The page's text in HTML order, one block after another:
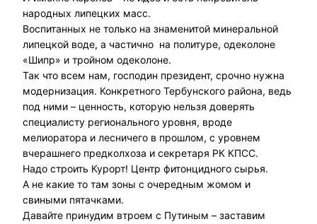
народных липецких масс.
Воспитанных не только на знаменитой минеральной
липецкой воде, а частично на политуре, одеколоне
«Шипр» и тройном одеколоне.
Так что всем нам, господин президент, срочно нужна
модернизация. Конкретного Тербунского района, ведь
под ними – ценность, которую нельзя доверять
специалисту регионального уровня, вроде
мелиоратора и лесничего в прошлом, с уровнем
вчерашнего предколхоза и секретаря РК КПСС.
Надо строить Курорт! Центр фитонцидного сырья.
А не какие то там зоны с очередным жомом и
свиными пятачками.
Давайте принудим втроем с Путиным – заставим